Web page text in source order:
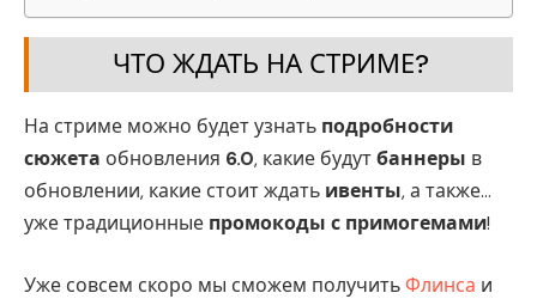
ЧТО ЖДАТЬ НА СТРИМЕ?
На стриме можно будет узнать подробности
сюжета обновления 6.0, какие будутбаннеры в
обновлении, какие стоит ждать ивенты, а также…
уже традиционные промокоды с примогемами!
Уже совсем скоро мы сможем получитьФлинса и